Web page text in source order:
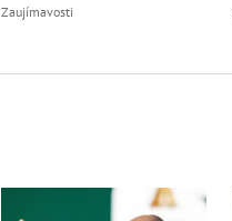
Zaujímavosti